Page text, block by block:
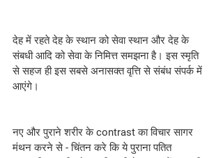
देह में रहते देह के स्थान को सेवा स्थान और देह के
संबधी आदि को सेवा के निमित्त समझना है। इस स्मृति
से सहज ही इस सबसे अनासक्त वृत्ति से संबंध संपर्क में
आएंगे।
नए और पुराने शरीर के contrast का विचार सागर
मंथन करने से - चिंतन करे कि ये पुराना पतित